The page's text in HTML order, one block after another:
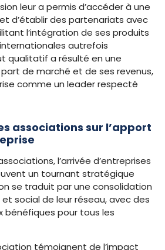
leur a permis d’accéder à une
d’établir des partenariats avec
l’intégration de ses produits
autrefois
qualitatif a résulté en une
de marché et de ses revenus,
comme un leader respecté
associations sur l’apport
l’arrivée d’entreprises
un tournant stratégique
se traduit par une consolidation
social de leur réseau, avec des
pour tous les
témoignent de l’impact